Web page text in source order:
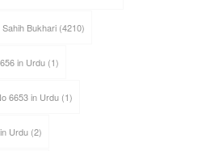
Sahih Bukhari(4210)
in Urdu(1)
6653 in Urdu(1)
Urdu(2)